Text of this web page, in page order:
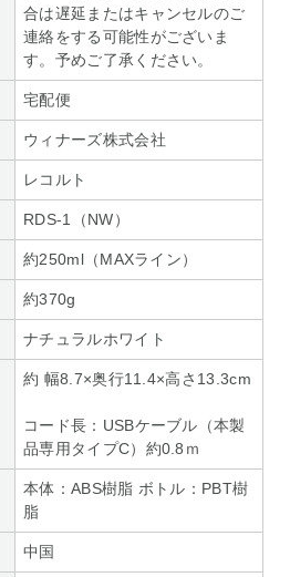
合は遅延またはキャンセルのご
連絡をする可能性がございま
す。予めご了承ください。
宅配便
ウィナーズ株式会社
レコルト
RDS-1（NW）
約250ml（MAXライン）
約370g
ナチュラルホワイト
約 幅8.7×奥行11.4×高さ13.3cm
コード長：USBケーブル（本製
品専用タイプC）約0.8ｍ
本体：ABS樹脂 ボトル：PBT樹
脂
中国